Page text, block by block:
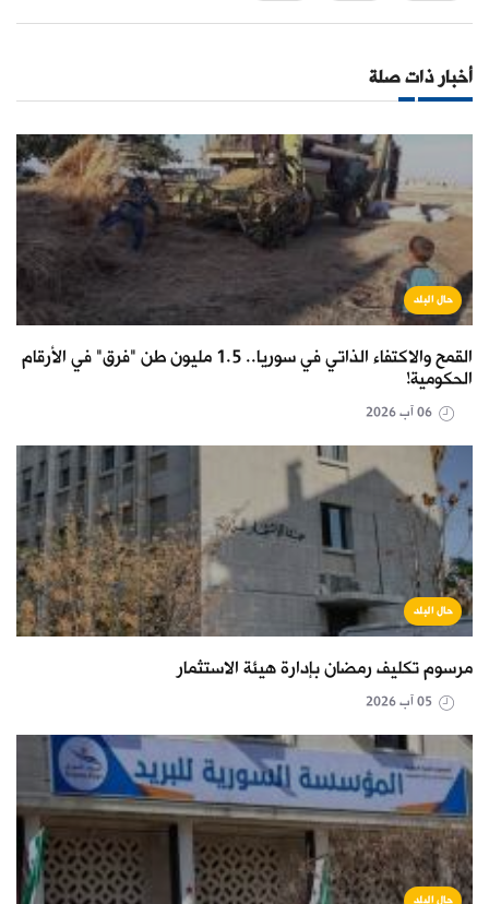
أخبار ذات صلة
حال البلد
القمح والاكتفاء الذاتي في سوريا.. 1.5 مليون طن "فرق" في الأرقام
الحكومية!
حال البلد
مرسوم تكليف رمضان بإدارة هيئة الاستثمار
حال البلد